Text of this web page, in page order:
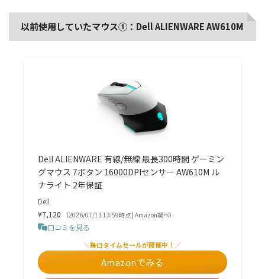
以前使用していたマウス①：Dell ALIENWARE AW610M
Dell ALIENWARE 有線/無線 最長300時間 ゲーミン
グマウス 7ボタン 16000DPIセンサー AW610M ル
ナライト 2年保証
Dell
¥7,120
（2026/07/13 13:59時点 | Amazon調べ）
口コミを見る
＼毎日タイムセールが開催中！／
Amazonでみる